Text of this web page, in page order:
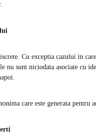
Cu exceptia cazului in
nu sunt niciodata asociate cu
care este generata